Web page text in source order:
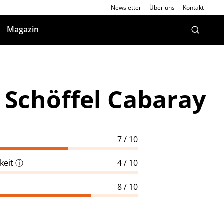
Newsletter Über uns Kontakt
Magazin
Cabaray
7 / 10
ⓘ 4 / 10
8 / 10